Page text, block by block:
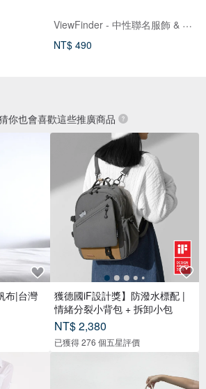
ViewFinder - 中性聯名服飾 & 圖像授權周邊
NT$ 490
你也會喜歡這些推廣商品
布|台灣
獲德國iF設計獎】防潑水標配 |
情緒分裂小背包 + 拆卸小包
NT$ 2,380
已獲得 276 個五星評價